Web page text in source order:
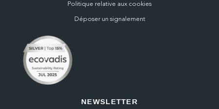
Politique relative aux cookies
Déposer un signalement
NEWSLETTER